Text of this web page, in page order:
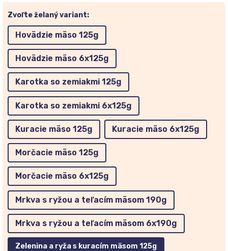
Zvoľte želaný variant:
Hovädzie mäso 125g
Hovädzie mäso 6x125g
Karotka so zemiakmi 125g
Karotka so zemiakmi 6x125g
Kuracie mäso 125g Kuracie mäso 6x125g
Morčacie mäso 125g
Morčacie mäso 6x125g
Mrkva s ryžou a teľacím mäsom 190g
Mrkva s ryžou a teľacím mäsom 6x190g
Zelenina a ryža s kuracím mäsom 125g